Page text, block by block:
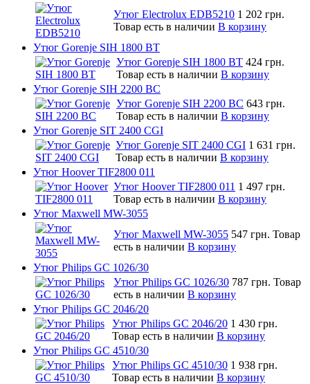
Утюг Electrolux EDB5210 1 202 грн.
Товар есть в наличии В корзину
Утюг Gorenje SIH 1800 BT
Утюг Gorenje SIH 1800 BT 424 грн.
Товар есть в наличии В корзину
Утюг Gorenje SIH 2200 BC
Утюг Gorenje SIH 2200 BC 643 грн.
Товар есть в наличии В корзину
Утюг Gorenje SIT 2400 CGI
Утюг Gorenje SIT 2400 CGI 1 631 грн.
Товар есть в наличии В корзину
Утюг Hoover TIF2800 011
Утюг Hoover TIF2800 011 1 497 грн.
Товар есть в наличии В корзину
Утюг Maxwell MW-3055
Утюг Maxwell MW-3055 547 грн. Товар
есть в наличии В корзину
Утюг Philips GC 1026/30
Утюг Philips GC 1026/30 787 грн. Товар
есть в наличии В корзину
Утюг Philips GC 2046/20
Утюг Philips GC 2046/20 1 430 грн.
Товар есть в наличии В корзину
Утюг Philips GC 4510/30
Утюг Philips GC 4510/30 1 938 грн.
Товар есть в наличии В корзину